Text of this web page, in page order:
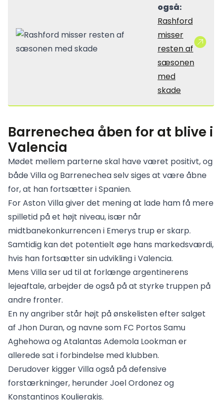
også:
Rashford
misser
resten af
sæsonen
med
skade
Barrenechea åben for at blive i
Valencia
Mødet mellem parterne skal have været positivt, og
både Villa og Barrenechea selv siges at være åbne
for, at han fortsætter i Spanien.
For Aston Villa giver det mening at lade ham få mere
spilletid på et højt niveau, især når
midtbanekonkurrencen i Emerys trup er skarp.
Samtidig kan det potentielt øge hans markedsværdi,
hvis han fortsætter sin udvikling i Valencia.
Mens Villa ser ud til at forlænge argentinerens
lejeaftale, arbejder de også på at styrke truppen på
andre fronter.
En ny angriber står højt på ønskelisten efter salget
af Jhon Duran, og navne som FC Portos Samu
Aghehowa og Atalantas Ademola Lookman er
allerede sat i forbindelse med klubben.
Derudover kigger Villa også på defensive
forstærkninger, herunder Joel Ordonez og
Konstantinos Koulierakis.